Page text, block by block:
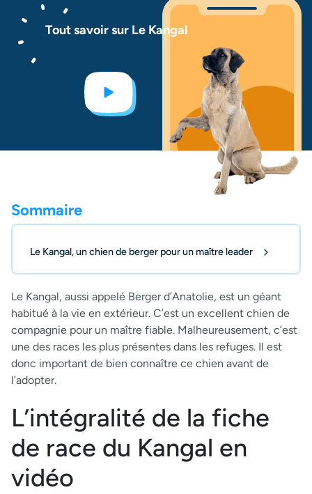
Tout savoir sur Le Kangal
Sommaire
Le Kangal, un chien de berger pour un maître leader
Le Kangal, aussi appelé Berger d’Anatolie, est un géant
habitué à la vie en extérieur. C’est un excellent chien de
compagnie pour un maître fiable. Malheureusement, c’est
une des races les plus présentes dans les refuges. Il est
donc important de bien connaître ce chien avant de
l’adopter.
L’intégralité de la fiche
de race du Kangal en
vidéo